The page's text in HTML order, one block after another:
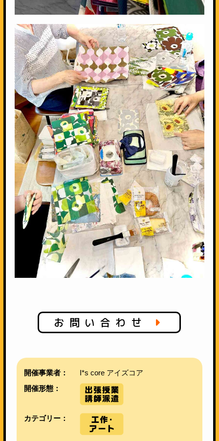
お問い合わせ
開催事業者：
I*s core アイズコア
開催形態：
カテゴリー：